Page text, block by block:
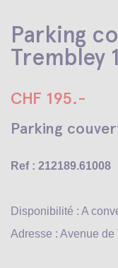
Parking
Trembley
CHF 195.-
Parking
Ref : 212189.61008
Disponibilité : A
Adresse : Avenue